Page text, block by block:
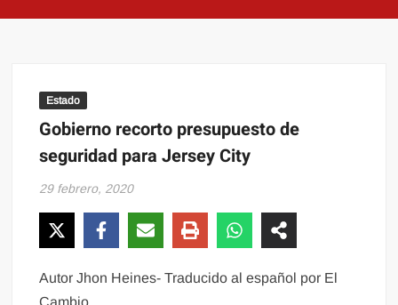
Estado
Gobierno recorto presupuesto de
seguridad para Jersey City
29 febrero, 2020
Autor Jhon Heines- Traducido al español por El